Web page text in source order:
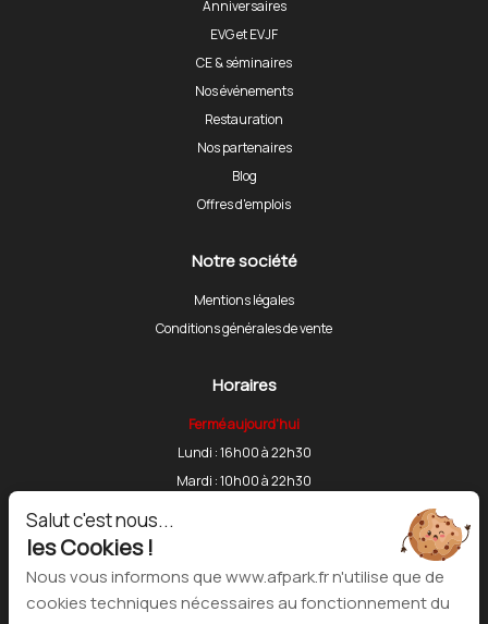
Anniversaires
EVG et EVJF
CE & séminaires
Nos événements
Restauration
Nos partenaires
Blog
Offres d'emplois
Notre société
Mentions légales
Conditions générales de vente
Horaires
Fermé aujourd'hui
Lundi : 16h00 à 22h30
Mardi : 10h00 à 22h30
Samedi : 10h00 à 18h30
Salut c'est nous...
les Cookies !
Nous vous informons que www.afpark.fr n'utilise que de
cookies techniques nécessaires au fonctionnement du